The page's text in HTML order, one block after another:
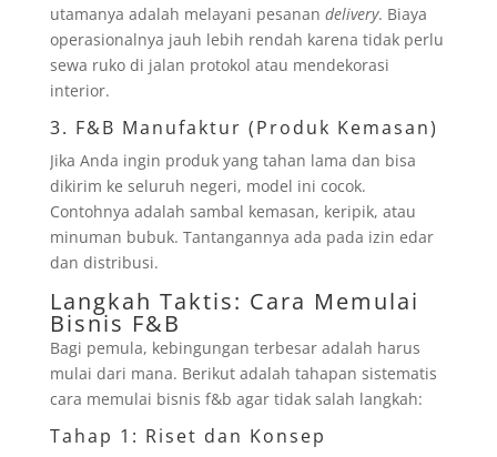
utamanya adalah melayani pesanan delivery. Biaya
operasionalnya jauh lebih rendah karena tidak perlu
sewa ruko di jalan protokol atau mendekorasi
interior.
3. F&B Manufaktur (Produk Kemasan)
Jika Anda ingin produk yang tahan lama dan bisa
dikirim ke seluruh negeri, model ini cocok.
Contohnya adalah sambal kemasan, keripik, atau
minuman bubuk. Tantangannya ada pada izin edar
dan distribusi.
Langkah Taktis: Cara Memulai
Bisnis F&B
Bagi pemula, kebingungan terbesar adalah harus
mulai dari mana. Berikut adalah tahapan sistematis
cara memulai bisnis f&b agar tidak salah langkah:
Tahap 1: Riset dan Konsep